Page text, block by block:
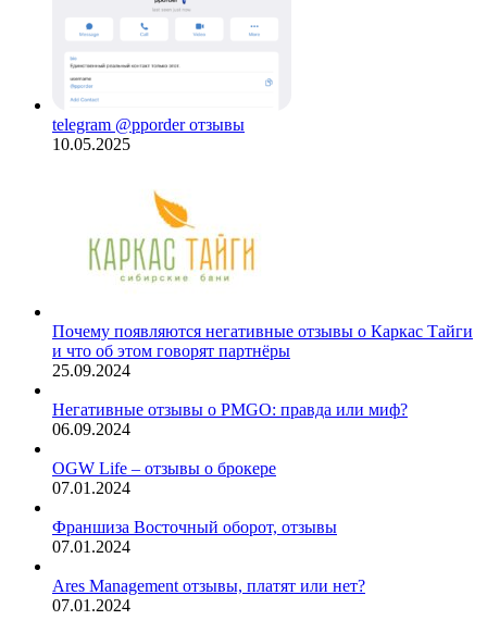
telegram @pporder отзывы
10.05.2025
Почему появляются негативные отзывы о Каркас Тайги
и что об этом говорят партнёры
25.09.2024
Негативные отзывы о PMGO: правда или миф?
06.09.2024
OGW Life – отзывы о брокере
07.01.2024
Франшиза Восточный оборот, отзывы
07.01.2024
Ares Management отзывы, платят или нет?
07.01.2024